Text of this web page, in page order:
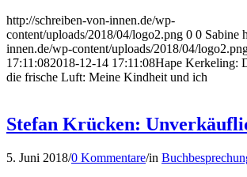
http://schreiben-von-innen.de/wp-
content/uploads/2018/04/logo2.png 0 0 Sabine
innen.de/wp-content/uploads/2018/04/
17:11:082018-12-14 17:11:08Hape Kerkeling:
die frische Luft: Meine Kindheit und ich
Stefan Krücken:
5. Juni 2018/0 Kommentare/in